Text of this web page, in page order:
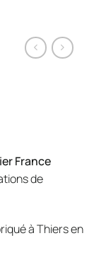
France
de
à Thiers en